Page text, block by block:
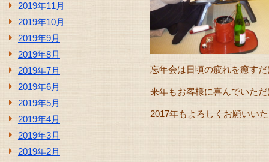
2019年11月
2019年10月
2019年9月
2019年8月
2019年7月
2019年6月
2019年5月
2019年4月
2019年3月
2019年2月
忘年会は日頃の疲れを癒す
来年もお客様に喜んでいた
2017年もよろしくお願いい